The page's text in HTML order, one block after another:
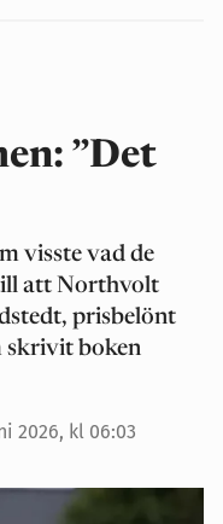
”Det
visste vad de
att Northvolt
prisbelönt
skrivit boken
2026, kl 06:03